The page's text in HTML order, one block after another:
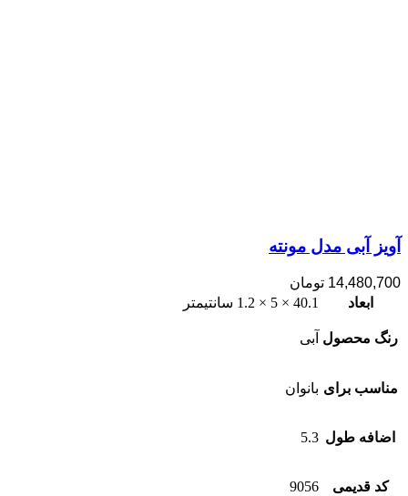
آویز آبی مدل مونته
14,480,700 تومان
ابعاد
40.1 × 5 × 1.2 سانتیمتر
رنگ محصول آبی
مناسب برای بانوان
اضافه طول 5.3
کد قدیمی 9056